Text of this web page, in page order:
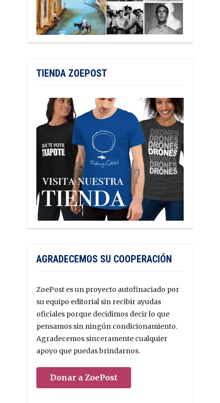
TIENDA ZOEPOST
AGRADECEMOS SU COOPERACIÓN
ZoePost es un proyecto autofinaciado por
su equipo editorial sin recibir ayudas
oficiales porque decidimos decir lo que
pensamos sin ningún condicionamiento.
Agradecemos sinceramente cualquier
apoyo que puedas brindarnos.
Donar a ZoePost